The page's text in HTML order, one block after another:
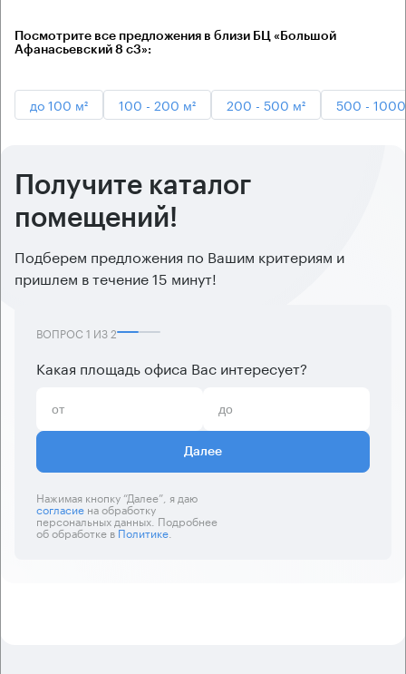
Посмотрите все предложения в близи БЦ «Большой
Афанасьевский 8 с3»:
до 100 м² 100 - 200 м² 200 - 500 м² 500 -
Получите каталог
помещений!
Подберем предложения по Вашим критериям и
пришлем в течение 15 минут!
ВОПРОС 1 ИЗ2
Какая площадь офиса Вас интересует?
Далее
Нажимая кнопку “Далее”, я даю
согласиена обработку
персональных данных. Подробнее
об обработке вПолитике.